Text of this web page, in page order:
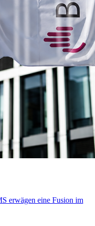
erwägen eine Fusion im